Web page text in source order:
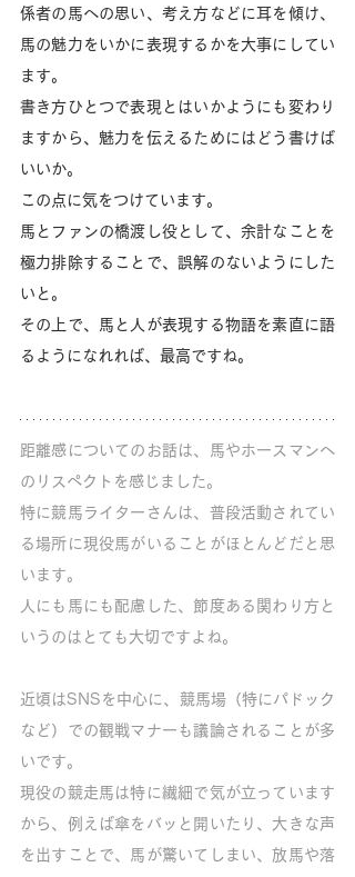
係者の馬への思い、考え方などに耳を傾け、
馬の魅力をいかに表現するかを大事にしてい
ます。
書き方ひとつで表現とはいかようにも変わり
ますから、魅力を伝えるためにはどう書けば
いいか。
この点に気をつけています。
馬とファンの橋渡し役として、余計なことを
極力排除することで、誤解のないようにした
いと。
その上で、馬と人が表現する物語を素直に語
るようになれれば、最高ですね。
距離感についてのお話は、馬やホースマンへ
のリスペクトを感じました。
特に競馬ライターさんは、普段活動されてい
る場所に現役馬がいることがほとんどだと思
います。
人にも馬にも配慮した、節度ある関わり方と
いうのはとても大切ですよね。
近頃はSNSを中心に、競馬場（特にパドック
など）での観戦マナーも議論されることが多
いです。
現役の競走馬は特に繊細で気が立っています
から、例えば傘をバッと開いたり、大きな声
を出すことで、馬が驚いてしまい、放馬や落